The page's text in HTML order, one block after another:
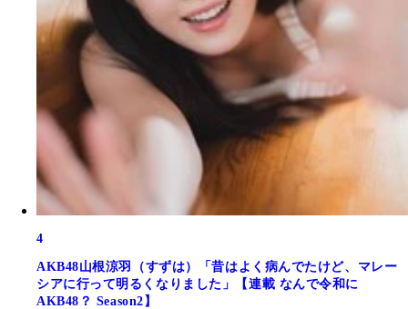
4
AKB48山根涼羽（すずは）「昔はよく病んでたけど、マレー
シアに行って明るくなりました」【連載 なんで令和に
AKB48？ Season2】